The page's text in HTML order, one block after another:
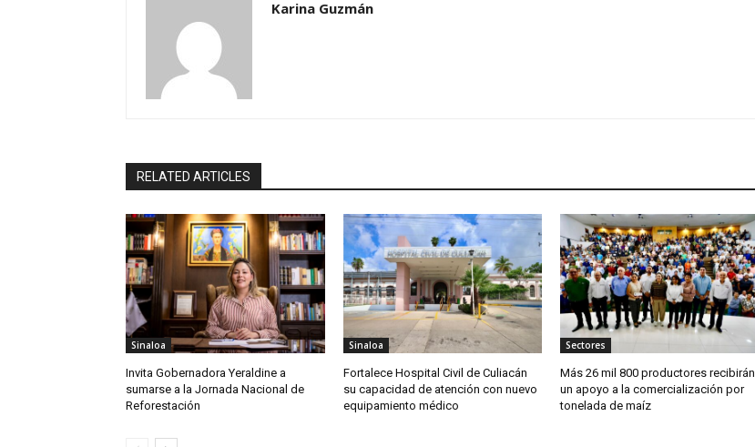
Karina Guzmán
RELATED ARTICLES
Sinaloa
Invita Gobernadora Yeraldine a
sumarse a la Jornada Nacional de
Reforestación
Sinaloa
Fortalece Hospital Civil de Culiacán
su capacidad de atención con nuevo
equipamiento médico
Sectores
Más 26 mil 800 productores recibirán
un apoyo a la comercialización por
tonelada de maíz